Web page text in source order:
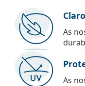
As
As